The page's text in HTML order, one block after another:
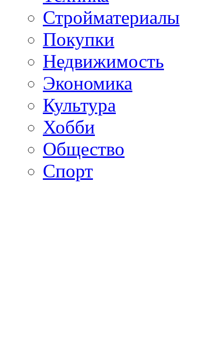
Стройматериалы
Покупки
Недвижимость
Экономика
Культура
Хобби
Общество
Спорт